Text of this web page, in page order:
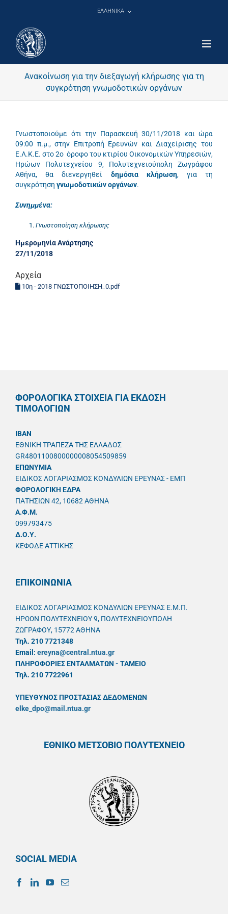
ΕΛΛΗΝΙΚΑ
Ανακοίνωση για την διεξαγωγή κλήρωσης για τη
συγκρότηση γνωμοδοτικών οργάνων
Γνωστοποιούμε ότι την Παρασκευή 30/11/2018 και ώρα
09:00 π.μ., στην Επιτροπή Ερευνών και Διαχείρισης του
Ε.Λ.Κ.Ε. στο 2ο όροφο του κτιρίου Οικονομικών Υπηρεσιών,
Ηρώων Πολυτεχνείου 9, Πολυτεχνειούπολη Ζωγράφου
Αθήνα, θα διενεργηθεί δημόσια κλήρωση, για τη
συγκρότηση γνωμοδοτικών οργάνων.
Συνημμένα:
Γνωστοποίηση κλήρωσης
Ημερομηνία Ανάρτησης
27/11/2018
Αρχεία
10η - 2018 ΓΝΩΣΤΟΠΟΙΗΣΗ_0.pdf
ΦΟΡΟΛΟΓΙΚΑ ΣΤΟΙΧΕΙΑ ΓΙΑ ΕΚΔΟΣΗ
ΤΙΜΟΛΟΓΙΩΝ
IBAN
ΕΘΝΙΚΗ ΤΡΑΠΕΖΑ ΤΗΣ ΕΛΛΑΔΟΣ
GR4801100800000008054509859
ΕΠΩΝΥΜΙΑ
ΕΙΔΙΚΟΣ ΛΟΓΑΡΙΑΣΜΟΣ ΚΟΝΔΥΛΙΩΝ ΕΡΕΥΝΑΣ - ΕΜΠ
ΦΟΡΟΛΟΓΙΚΗ ΕΔΡΑ
ΠΑΤΗΣΙΩΝ 42, 10682 ΑΘΗΝΑ
A.Φ.Μ.
099793475
Δ.Ο.Υ.
ΚΕΦΟΔΕ ΑΤΤΙΚΗΣ
ΕΠΙΚΟΙΝΩΝΙΑ
ΕΙΔΙΚΟΣ ΛΟΓΑΡΙΑΣΜΟΣ ΚΟΝΔΥΛΙΩΝ ΕΡΕΥΝΑΣ Ε.Μ.Π.
ΗΡΩΩΝ ΠΟΛΥΤΕΧΝΕΙΟΥ 9, ΠΟΛΥΤΕΧΝΕΙΟΥΠΟΛΗ
ΖΩΓΡΑΦΟΥ, 15772 ΑΘΗΝΑ
Τηλ. 210 7721348
Email: ereyna@central.ntua.gr
ΠΛΗΡΟΦΟΡΙΕΣ ΕΝΤΑΛΜΑΤΩΝ - ΤΑΜΕΙΟ
Τηλ. 210 7722961
ΥΠΕΥΘYΝΟΣ ΠΡΟΣΤΑΣΙΑΣ ΔΕΔΟΜΕΝΩΝ
elke_dpo@mail.ntua.gr
ΕΘΝΙΚΟ ΜΕΤΣΟΒΙΟ ΠΟΛΥΤΕΧΝΕΙΟ
SOCIAL MEDIA